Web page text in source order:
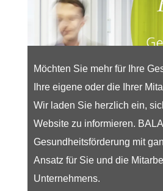
Möchten Sie mehr für Ihre
Ihre eigene oder die Ihrer
Wir laden Sie herzlich ein,
Website zu informieren.
Gesundheitsförderung mit
Ansatz für Sie und die
Unternehmens.